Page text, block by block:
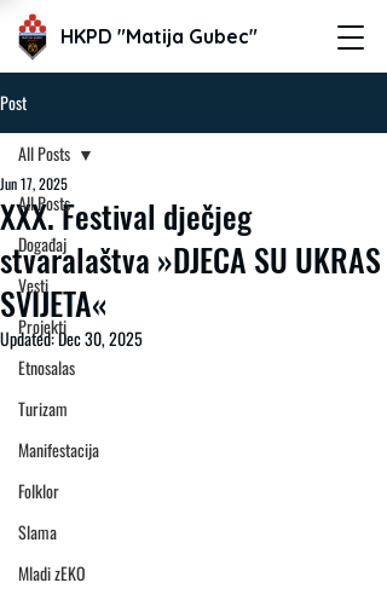
HKPD "Matija Gubec"
Post
All Posts
Događaj
Vesti
Projekti
Etnosalas
Turizam
Manifestacija
Folklor
Slama
Mladi zEKO
All Posts
XXX. Festival dječjeg
stvaralaštva »DJECA SU UKRAS
SVIJETA«
Jun 17, 2025
Updated:Dec 30, 2025